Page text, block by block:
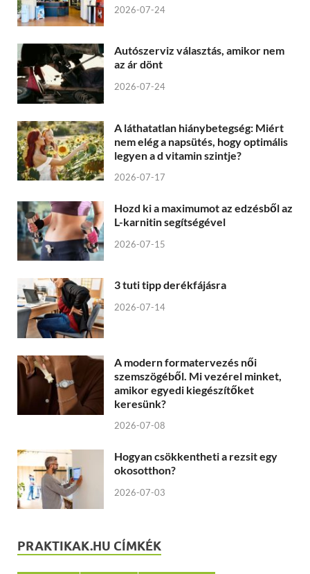
2026-07-24
Autószerviz választás, amikor nem
az ár dönt
2026-07-24
A láthatatlan hiánybetegség: Miért
nem elég a napsütés, hogy optimális
legyen a d vitamin szintje?
2026-07-17
Hozd ki a maximumot az edzésből az
L-karnitin segítségével
2026-07-15
3 tuti tipp derékfájásra
2026-07-14
A modern formatervezés női
szemszögéből. Mi vezérel minket,
amikor egyedi kiegészítőket
keresünk?
2026-07-08
Hogyan csökkentheti a rezsit egy
okosotthon?
2026-07-03
PRAKTIKAK.HU CÍMKÉK